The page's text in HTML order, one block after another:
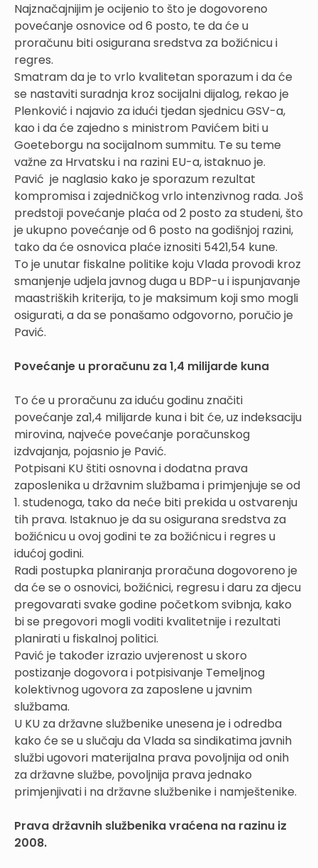
Najznačajnijim je ocijenio to što je dogovoreno
povećanje osnovice od 6 posto, te da će u
proračunu biti osigurana sredstva za božićnicu i
regres.
Smatram da je to vrlo kvalitetan sporazum i da će
se nastaviti suradnja kroz socijalni dijalog, rekao je
Plenković i najavio za idući tjedan sjednicu GSV-a,
kao i da će zajedno s ministrom Pavićem biti u
Goeteborgu na socijalnom summitu. Te su teme
važne za Hrvatsku i na razini EU-a, istaknuo je.
Pavić je naglasio kako je sporazum rezultat
kompromisa i zajedničkog vrlo intenzivnog rada. Još
predstoji povećanje plaća od 2 posto za studeni, što
je ukupno povećanje od 6 posto na godišnjoj razini,
tako da će osnovica plaće iznositi 5421,54 kune.
To je unutar fiskalne politike koju Vlada provodi kroz
smanjenje udjela javnog duga u BDP-u i ispunjavanje
maastriških kriterija, to je maksimum koji smo mogli
osigurati, a da se ponašamo odgovorno, poručio je
Pavić.
Povećanje u proračunu za 1,4 milijarde kuna
To će u proračunu za iduću godinu značiti
povećanje za1,4 milijarde kuna i bit će, uz indeksaciju
mirovina, najveće povećanje poračunskog
izdvajanja, pojasnio je Pavić.
Potpisani KU štiti osnovna i dodatna prava
zaposlenika u državnim službama i primjenjuje se od
1. studenoga, tako da neće biti prekida u ostvarenju
tih prava. Istaknuo je da su osigurana sredstva za
božićnicu u ovoj godini te za božićnicu i regres u
idućoj godini.
Radi postupka planiranja proračuna dogovoreno je
da će se o osnovici, božićnici, regresu i daru za djecu
pregovarati svake godine početkom svibnja, kako
bi se pregovori mogli voditi kvalitetnije i rezultati
planirati u fiskalnoj politici.
Pavić je također izrazio uvjerenost u skoro
postizanje dogovora i potpisivanje Temeljnog
kolektivnog ugovora za zaposlene u javnim
službama.
U KU za državne službenike unesena je i odredba
kako će se u slučaju da Vlada sa sindikatima javnih
službi ugovori materijalna prava povoljnija od onih
za državne službe, povoljnija prava jednako
primjenjivati i na državne službenike i namještenike.
Prava državnih službenika vraćena na razinu iz
2008.